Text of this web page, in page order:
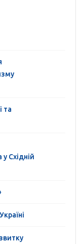
та
Східній